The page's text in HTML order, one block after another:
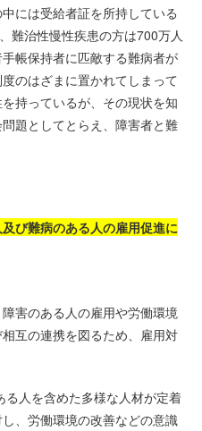
には受給者証を所持している
難治性慢性疾患の方は700万人
帳保持者に匹敵する難病者が
のはざまに置かれてしまって
持っているが、その現状を知
題としてとらえ、障害者と難
び難病のある人の雇用促進に
害のある人の雇用や労働環境
互の連携を図るため、雇用対
る人を含めた多様な人材が定着
、労働環境の改善などの意識